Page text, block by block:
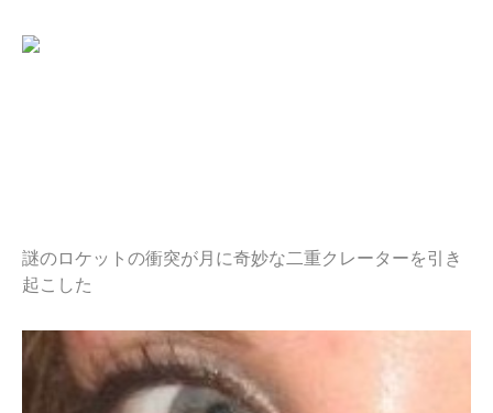
謎のロケットの衝突が月に奇妙な二重クレーターを引き
起こした